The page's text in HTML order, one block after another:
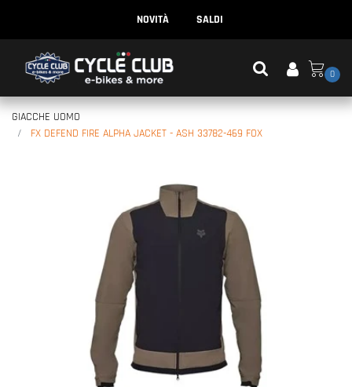
NOVITÀ SALDI
0
GIACCHE UOMO
FX DEFEND FIRE ALPHA JACKET - ASH 33782-469 FOX